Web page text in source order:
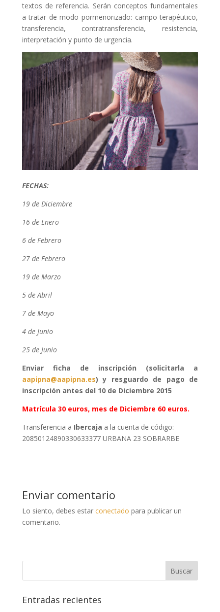
textos de referencia. Serán conceptos fundamentales
a tratar de modo pormenorizado: campo terapéutico,
transferencia, contratransferencia, resistencia,
interpretación y punto de urgencia.
FECHAS:
19 de Diciembre
16 de Enero
6 de Febrero
27 de Febrero
19 de Marzo
5 de Abril
7 de Mayo
4 de Junio
25 de Junio
Enviar ficha de inscripción (solicitarla a
aapipna@aapipna.es) y resguardo de pago de
inscripción antes del 10 de Diciembre 2015
Matrícula 30 euros, mes de Diciembre 60 euros.
Transferencia a Ibercaja a la cuenta de código:
20850124890330633377 URBANA 23 SOBRARBE
Enviar comentario
Lo siento, debes estar conectado para publicar un
comentario.
Entradas recientes